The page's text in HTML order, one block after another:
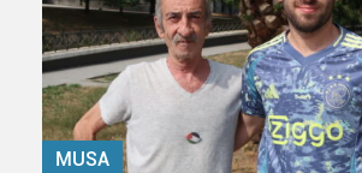
zure baimena Cookieen adierazpenean.
Webgune honek cookie propioak eta
fitxategiak erabiltzen ditu. Zure
zerbitzuak hobetzeko asmoz, cookie
baliatzen gara. Ohar hau onartuz gero,
MUSA